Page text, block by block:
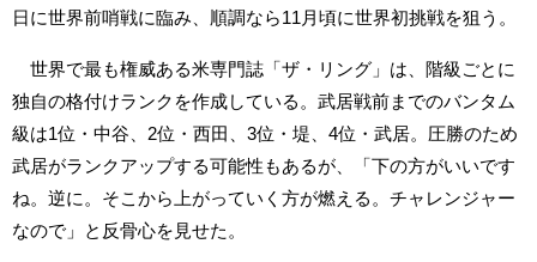
日に世界前哨戦に臨み、順調なら11月頃に世界初挑戦を狙う。
世界で最も権威ある米専門誌「ザ・リング」は、階級ごとに
独自の格付けランクを作成している。武居戦前までのバンタム
級は1位・中谷、2位・西田、3位・堤、4位・武居。圧勝のため
武居がランクアップする可能性もあるが、「下の方がいいです
ね。逆に。そこから上がっていく方が燃える。チャレンジャー
なので」と反骨心を見せた。